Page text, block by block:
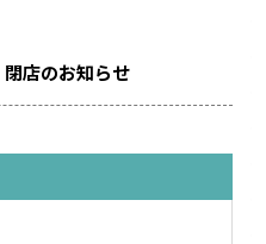
閉店のお知らせ